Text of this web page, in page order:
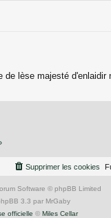
lèse majesté d'enlaidir
Supprimer les cookies
Software © phpBB Limited
3.3 par MrGaby
officielle © Miles Cellar